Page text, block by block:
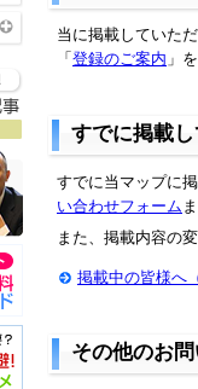
当に掲載していた
「 登録のご案内 」
すでに掲載
すでに当マップに
い合わせフォーム
また、掲載内容の
掲載中の皆様へ
その他のお